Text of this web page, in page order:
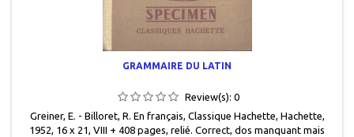
GRAMMAIRE DU LATIN
Review(s): 0
G reiner, E. - Billoret, R. En français , Classique Hachette , Hachette,
1952 , 16 x 21 , VIII + 408 pages , relié . Correct, dos manquant mais